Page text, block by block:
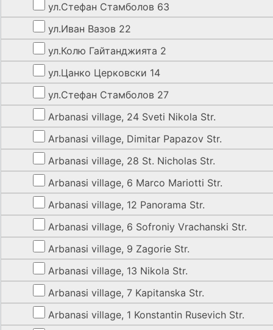
ул.Стефан Стамболов 63
ул.Иван Вазов 22
ул.Колю Гайтанджията 2
ул.Цанко Церковски 14
ул.Стефан Стамболов 27
Arbanasi village, 24 Sveti Nikola Str.
Arbanasi village, Dimitar Papazov Str.
Arbanasi village, 28 St. Nicholas Str.
Arbanasi village, 6 Marco Mariotti Str.
Arbanasi village, 12 Panorama Str.
Arbanasi village, 6 Sofroniy Vrachanski Str.
Arbanasi village, 9 Zagorie Str.
Arbanasi village, 13 Nikola Str.
Arbanasi village, 7 Kapitanska Str.
Arbanasi village, 1 Konstantin Rusevich Str.